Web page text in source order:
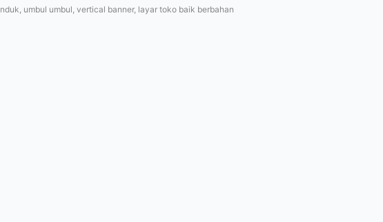
umbul umbul, vertical banner, layar toko baik berbahan